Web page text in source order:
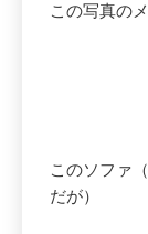
この写真の
このソファ
だが）